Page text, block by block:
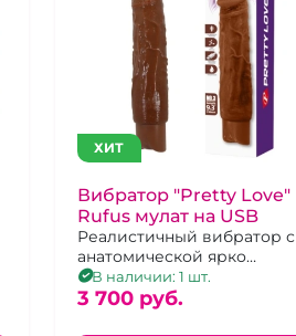
ХИТ
Вибратор "Pretty Love"
Rufus мулат на USB
Реалистичный вибратор с
анатомической ярко
выраженной головкой, 10
режимов вибрации.
В наличии: 1 шт.
3 700 pуб.